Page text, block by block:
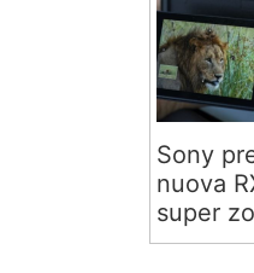
Sony
nuova
super